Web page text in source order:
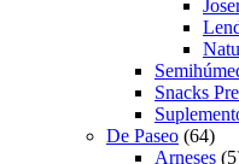
Snacks
De Paseo (64)
Arneses